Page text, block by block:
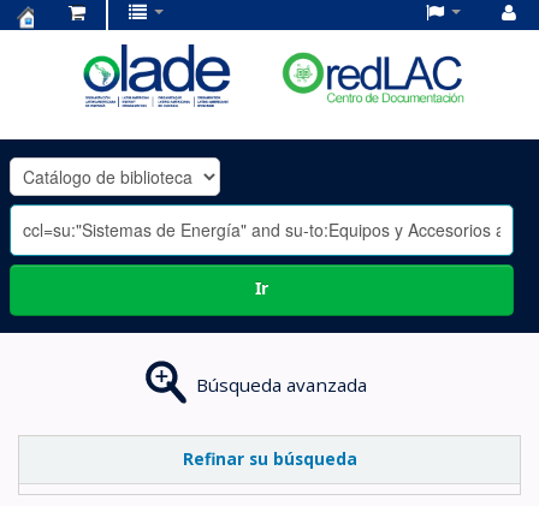
OLADE
-
Ir
Búsqueda avanzada
Refinar su búsqueda